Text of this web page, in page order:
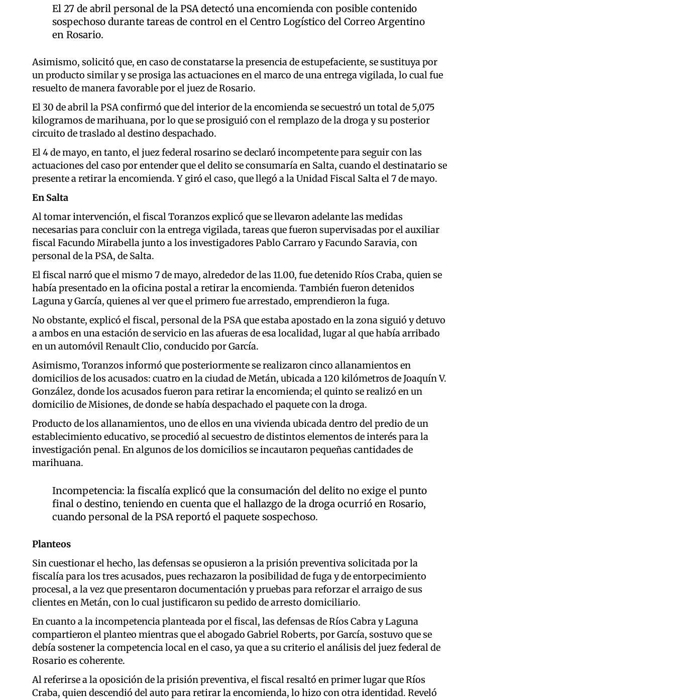
El 27 de abril personal de la PSA detectó una encomienda con posible contenido
sospechoso durante tareas de control en el Centro Logístico del Correo Argentino
en Rosario.
Asimismo, solicitó que, en caso de constatarse la presencia de estupefaciente, se sustituya por
un producto similar y se prosiga las actuaciones en el marco de una entrega vigilada, lo cual fue
resuelto de manera favorable por el juez de Rosario.
El 30 de abril la PSA confirmó que del interior de la encomienda se secuestró un total de 5,075
kilogramos de marihuana, por lo que se prosiguió con el remplazo de la droga y su posterior
circuito de traslado al destino despachado.
El 4 de mayo, en tanto, el juez federal rosarino se declaró incompetente para seguir con las
actuaciones del caso por entender que el delito se consumaría en Salta, cuando el destinatario se
presente a retirar la encomienda. Y giró el caso, que llegó a la Unidad Fiscal Salta el 7 de mayo.
En Salta
Al tomar intervención, el fiscal Toranzos explicó que se llevaron adelante las medidas
necesarias para concluir con la entrega vigilada, tareas que fueron supervisadas por el auxiliar
fiscal Facundo Mirabella junto a los investigadores Pablo Carraro y Facundo Saravia, con
personal de la PSA, de Salta.
El fiscal narró que el mismo 7 de mayo, alrededor de las 11.00, fue detenido Ríos Craba, quien se
había presentado en la oficina postal a retirar la encomienda. También fueron detenidos
Laguna y García, quienes al ver que el primero fue arrestado, emprendieron la fuga.
No obstante, explicó el fiscal, personal de la PSA que estaba apostado en la zona siguió y detuvo
a ambos en una estación de servicio en las afueras de esa localidad, lugar al que había arribado
en un automóvil Renault Clio, conducido por García.
Asimismo, Toranzos informó que posteriormente se realizaron cinco allanamientos en
domicilios de los acusados: cuatro en la ciudad de Metán, ubicada a 120 kilómetros de Joaquín V.
González, donde los acusados fueron para retirar la encomienda; el quinto se realizó en un
domicilio de Misiones, de donde se había despachado el paquete con la droga.
Producto de los allanamientos, uno de ellos en una vivienda ubicada dentro del predio de un
establecimiento educativo, se procedió al secuestro de distintos elementos de interés para la
investigación penal. En algunos de los domicilios se incautaron pequeñas cantidades de
marihuana.
Incompetencia: la fiscalía explicó que la consumación del delito no exige el punto
final o destino, teniendo en cuenta que el hallazgo de la droga ocurrió en Rosario,
cuando personal de la PSA reportó el paquete sospechoso.
Planteos
Sin cuestionar el hecho, las defensas se opusieron a la prisión preventiva solicitada por la
fiscalía para los tres acusados, pues rechazaron la posibilidad de fuga y de entorpecimiento
procesal, a la vez que presentaron documentación y pruebas para reforzar el arraigo de sus
clientes en Metán, con lo cual justificaron su pedido de arresto domiciliario.
En cuanto a la incompetencia planteada por el fiscal, las defensas de Ríos Cabra y Laguna
compartieron el planteo mientras que el abogado Gabriel Roberts, por García, sostuvo que se
debía sostener la competencia local en el caso, ya que a su criterio el análisis del juez federal de
Rosario es coherente.
Al referirse a la oposición de la prisión preventiva, el fiscal resaltó en primer lugar que Ríos
Craba, quien descendió del auto para retirar la encomienda, lo hizo con otra identidad. Reveló